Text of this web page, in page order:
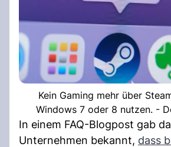
Kein Gaming mehr über
Windows 7 oder 8 nutzen. -
In einem FAQ-Blogpost gab
Unternehmen bekannt, dass